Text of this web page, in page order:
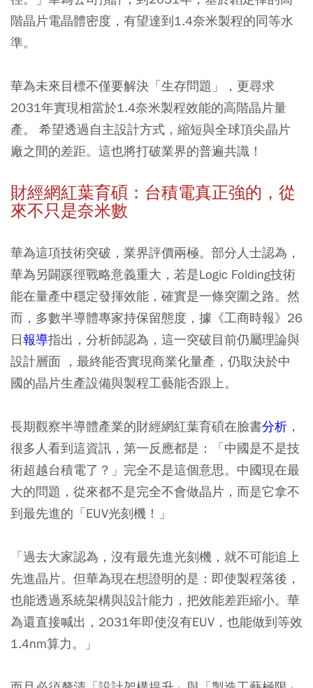
階晶片電晶體密度，有望達到1.4奈米製程的同等水
準。
華為未來目標不僅要解決「生存問題」，更尋求
2031年實現相當於1.4奈米製程效能的高階晶片量
產。 希望透過自主設計方式，縮短與全球頂尖晶片
廠之間的差距。這也將打破業界的普遍共識！
財經網紅葉育碩： 台積電真正強的，從
來不只是奈米數
華為這項技術突破，業界評價兩極。部分人士認為，
華為另闢蹊徑戰略意義重大，若是Logic Folding技術
能在量產中穩定發揮效能，確實是一條突圍之路。然
而，多數半導體專家持保留態度，據《工商時報》26
日報導指出，分析師認為，這一突破目前仍屬理論與
設計層面 ，最終能否實現商業化量產，仍取決於中
國的晶片生產設備與製程工藝能否跟上。
長期觀察半導體產業的財經網紅葉育碩在臉書分析 ，
很多人看到這資訊，第一反應都是：「中國是不是技
術超越台積電了？」完全不是這個意思。中國現在最
大的問題，從來都不是完全不會做晶片，而是它拿不
到最先進的「EUV光刻機！」
「過去大家認為，沒有最先進光刻機，就不可能追上
先進晶片。但華為現在想證明的是：即使製程落後，
也能透過系統架構與設計能力，把效能差距縮小。華
為還直接喊出，2031年即使沒有EUV，也能做到等效
1.4nm算力。」